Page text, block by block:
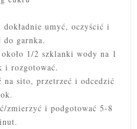
umyć, oczyścić i
do garnka.
1/2 szklanki wody na 1
i rozgotować.
na sito, przetrzeć i odcedzić
zmierzyć i podgotować 5-8